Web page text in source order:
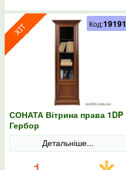
СОНАТА Вітрина права 1DP
Гербор
Детальніше...
Код:19191